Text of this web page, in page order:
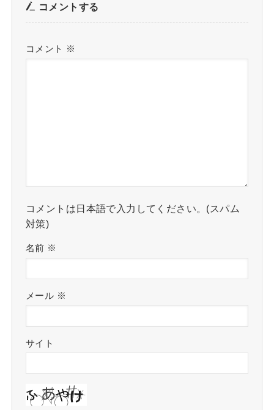
コメントする
コメント ※
コメントは日本語で入力してください。(スパム
対策)
名前 ※
メール ※
サイト